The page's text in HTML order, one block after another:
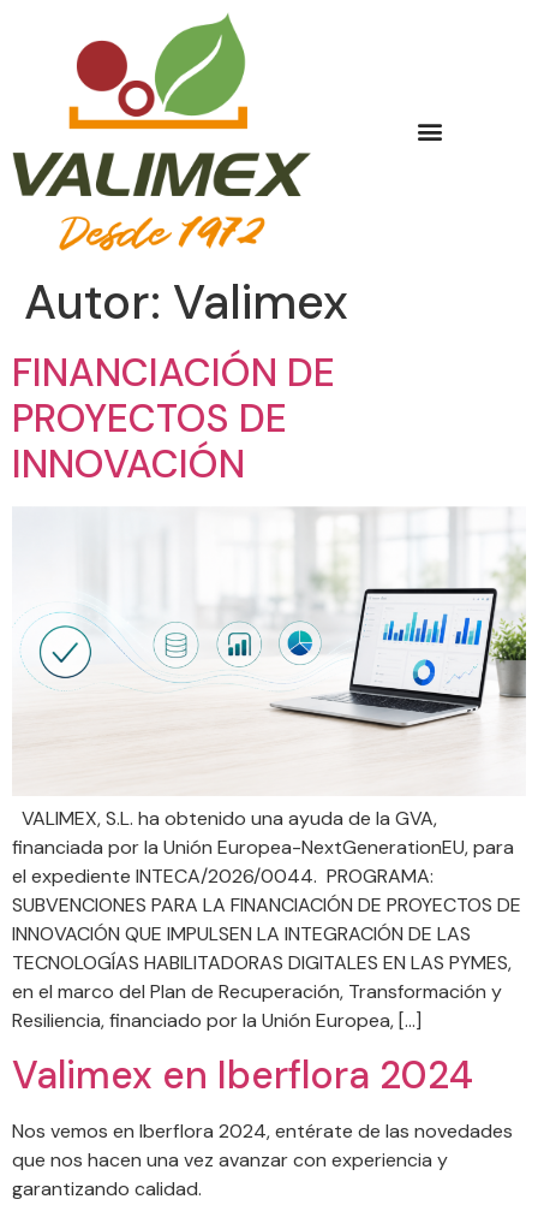
Autor: Valimex
FINANCIACIÓN DE
PROYECTOS DE
INNOVACIÓN
VALIMEX, S.L. ha obtenido una ayuda de la GVA,
financiada por la Unión Europea-NextGenerationEU, para
el expediente INTECA/2026/0044. PROGRAMA:
SUBVENCIONES PARA LA FINANCIACIÓN DE PROYECTOS DE
INNOVACIÓN QUE IMPULSEN LA INTEGRACIÓN DE LAS
TECNOLOGÍAS HABILITADORAS DIGITALES EN LAS PYMES,
en el marco del Plan de Recuperación, Transformación y
Resiliencia, financiado por la Unión Europea, […]
Valimex en Iberflora 2024
Nos vemos en Iberflora 2024, entérate de las novedades
que nos hacen una vez avanzar con experiencia y
garantizando calidad.